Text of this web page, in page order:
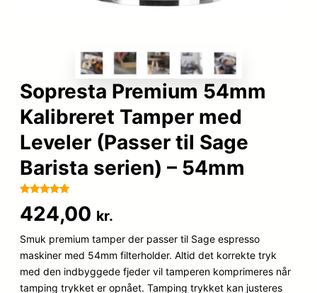
Sopresta Premium 54mm
Kalibreret Tamper med
Leveler (Passer til Sage
Barista serien) – 54mm
som5ud
baseret på
kundebedøm
melser
424,00 kr.
Smuk premium tamper der passer til Sage espresso
maskiner med 54mm filterholder. Altid det korrekte tryk
med den indbyggede fjeder vil tamperen komprimeres når
tamping trykket er opnået. Tamping trykket kan justeres